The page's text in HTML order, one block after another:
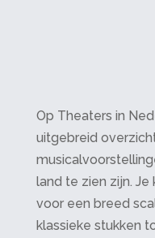
Op Theaters in
uitgebreid
land te zien zijn.
voor een breed
klassieke stukken